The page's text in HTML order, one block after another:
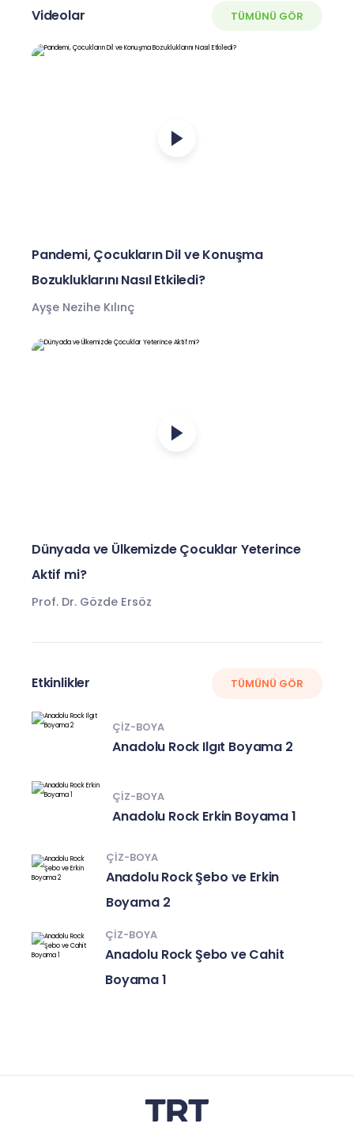
Videolar TÜMÜNÜ GÖR
Pandemi, Çocukların Dil ve Konuşma
Bozukluklarını Nasıl Etkiledi?
Ayşe Nezihe Kılınç
Dünyada ve Ülkemizde Çocuklar Yeterince
Aktif mi?
Prof. Dr. Gözde Ersöz
Etkinlikler TÜMÜNÜ GÖR
ÇIZ-BOYA
Anadolu Rock Ilgıt Boyama 2
ÇIZ-BOYA
Anadolu Rock Erkin Boyama 1
ÇIZ-BOYA
Anadolu Rock Şebo ve Erkin
Boyama 2
ÇIZ-BOYA
Anadolu Rock Şebo ve Cahit
Boyama 1